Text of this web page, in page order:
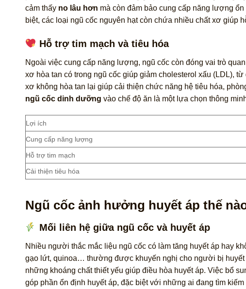
cảm thấy no lâu hơn mà còn đảm bảo cung cấp năng lượng
biệt, các loại ngũ cốc nguyên hạt còn chứa nhiều chất xơ giúp
Hỗ trợ tim mạch và tiêu hóa
Ngoài việc cung cấp năng lượng, ngũ cốc còn đóng vai trò
xơ hòa tan có trong ngũ cốc giúp giảm cholesterol xấu (LDL), từ
xơ không hòa tan lại giúp cải thiện chức năng hệ tiêu hóa,
ngũ cốc dinh dưỡng vào chế độ ăn là một lựa chọn thông
Lợi ích
Cung cấp năng lượng
Hỗ trợ tim mạch
Cải thiện tiêu hóa
Ngũ cốc ảnh hưởng huyết áp thế
Mối liên hệ giữa ngũ cốc và huyết áp
Nhiều người thắc mắc liệu ngũ cốc có làm tăng huyết áp hay
gạo lứt, quinoa… thường được khuyến nghị cho người bị huyết
những khoáng chất thiết yếu giúp điều hòa huyết áp. Việc bổ
góp phần ổn định huyết áp, đặc biệt với những ai đang tìm